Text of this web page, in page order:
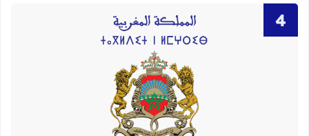
قراءة المزيد عن لوائح نهائية بأسماء